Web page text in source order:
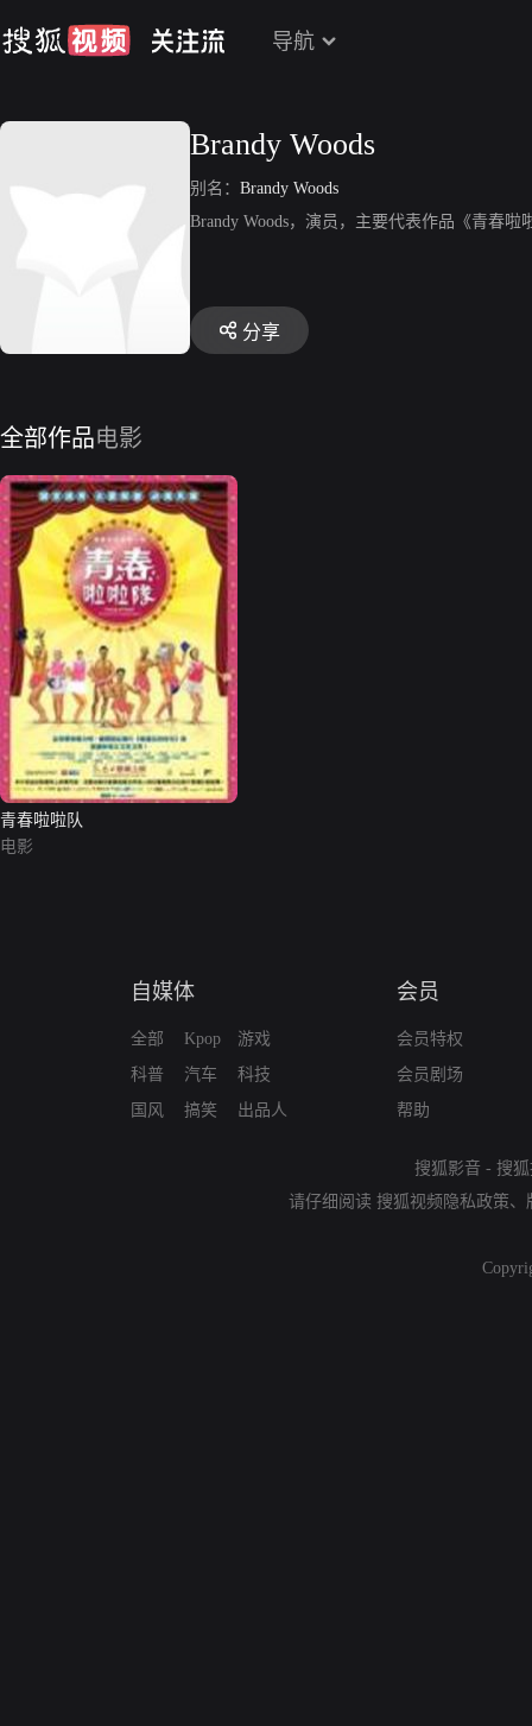
导航
Brandy Woods
别名： Brandy Woods
Brandy Woods，演员，主要代表作品《青春啦
分享
全部作品电影
青春啦啦队
电影
自媒体
全部
科普
国风
Kpop
汽车
搞笑
游戏
科技
出品人
会员
会员特权
会员剧场
帮助
搜狐影音 - 搜
请仔细阅读 搜狐视频隐私政策、